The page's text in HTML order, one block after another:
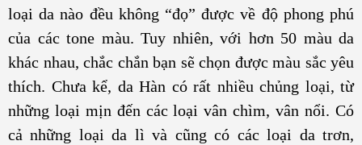
loại da nào đều không “đọ” được về độ phong phú
của các tone màu. Tuy nhiên, với hơn 50 màu da
khác nhau, chắc chắn bạn sẽ chọn được màu sắc yêu
thích. Chưa kể, da Hàn có rất nhiều chủng loại, từ
những loại mịn đến các loại vân chìm, vân nổi. Có
cả những loại da lì và cũng có các loại da trơn,